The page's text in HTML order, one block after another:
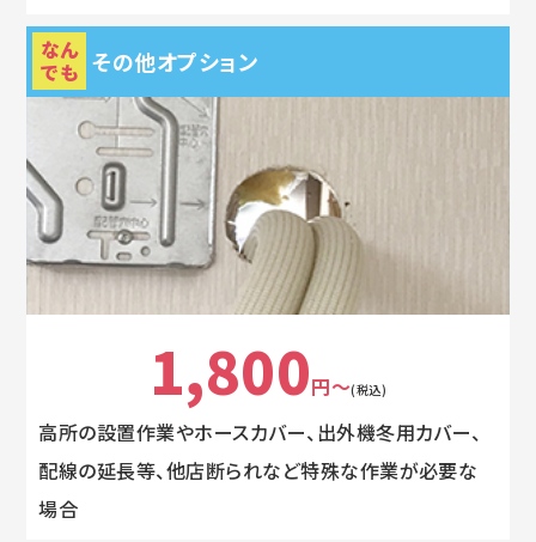
なん
でも その他オプション
1,800円～(税込)
高所の設置作業やホースカバー、出外機冬用カバー、
配線の延長等、他店断られなど特殊な作業が必要な
場合